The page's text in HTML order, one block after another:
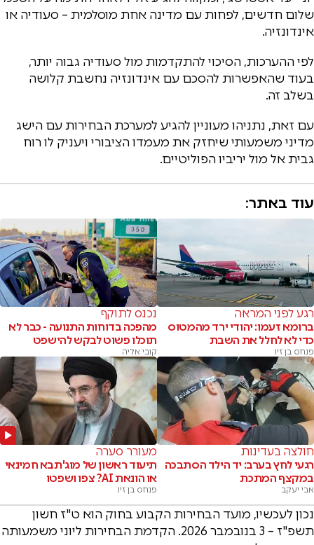
שלום חדשים, לפחות עם מדינה אחת מוסלמית – סעודיה או
אינדונזיה.
לפי ההערכות, הסיכוי להתקדמות מול סעודיה גבוה יותר,
בעוד שהאפשרות להסכם עם אינדונזיה נחשבת קלושה
בשלב זה.
עם זאת, נתניהו מעוניין להגיע למערכת הבחירות עם הישג
מדיני משמעותי שיחזק את מעמדו הציבורי ויעניק לו רוח
גבית אל מול יריביו הפוליטיים.
עוד באתר:
רגע לפני המראה
ברומא זעמו: יהודי ירד מהמטוס
כדי לא לחלל את השבת
פנחס בן זיו
נכנס לתוקף
מהפכה בדוחות התנועה - כבר לא
תוכלו פשוט לבקש להישפט
קובי אליה
חולצה בעדינות
רגעי לחץ בערב: יד הילד הסתבכה
במקצף המתכת
אבי יעקב
מעורר סערה
תיעוד ראשון של מוג'תבא חמינאי
או הונאת AI? צפו ושפטו
פנחס בן זיו
נכון לעכשיו, מועד הבחירות הקבוע בחוק הוא ט"ז חשון
תשפ"ז – 3 בנובמבר 2026. הקדמת הבחירות ליוני משמעותה